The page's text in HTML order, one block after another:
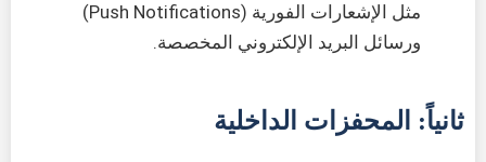
مثل الإشعارات الفورية (Push Notifications)
ورسائل البريد الإلكتروني المخصصة.
ثانياً: المحفزات الداخلية